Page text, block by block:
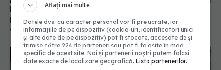
Diagnosticele de autism la fete au crescut după
pandemia de COVID-19
08 aug 2026, 15:00
Aflați mai multe
Datele dvs. cu caracter personal vor fi prelucrate, iar
informațiile de pe dispozitiv (cookie-uri, identificatori unici
și alte date de pe dispozitiv) pot fi stocate, accesate de și
trimise către 224 de parteneri sau pot fi folosite în mod
specific de acest site. Noi și partenerii noștri putem folosi
date exacte de localizare geografică.Lista partenerilor.